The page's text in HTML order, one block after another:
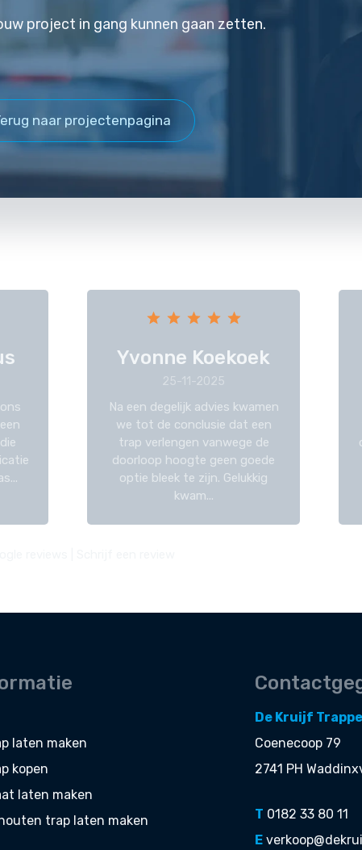
project in gang kunnen gaan zetten.
naar projectenpagina
Yvonne Koekoek
25-11-2025
Na een degelijk advies kwamen
we tot de conclusie dat een
trap verlengen vanwege de
doorloop hoogte geen goede
optie bleek te zijn. Gelukkig
kwam...
laten maken
kopen
laten maken
trap laten maken
De Kruijf
Coenecoop 79
2741 PH
T 0182 33 80 11
E